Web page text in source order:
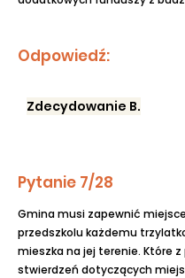
Odpowiedź:
Zdecydowanie B.
Pytanie 7/28
Gmina musi zapewnić
przedszkolu każdemu
mieszka na jej terenie. Które
stwierdzeń dotyczących